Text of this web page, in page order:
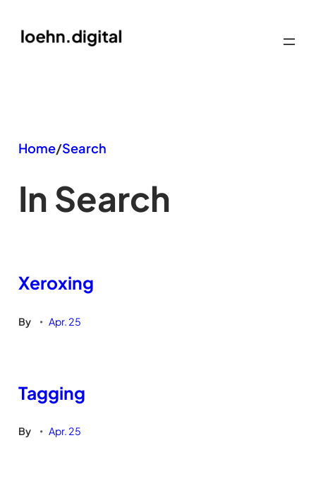
Inhalt
Home/Search
In Search
Xeroxing
By • Apr. 25
Tagging
By • Apr. 25